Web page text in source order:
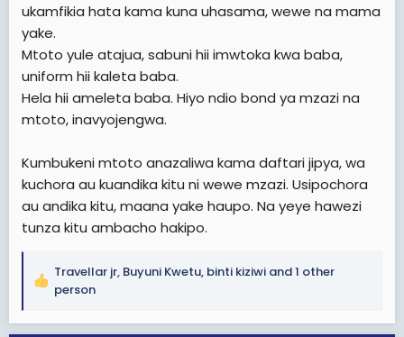
ukamfikia hata kama kuna uhasama, wewe na mama
yake.
Mtoto yule atajua, sabuni hii imwtoka kwa baba,
uniform hii kaleta baba.
Hela hii ameleta baba. Hiyo ndio bond ya mzazi na
mtoto, inavyojengwa.
Kumbukeni mtoto anazaliwa kama daftari jipya, wa
kuchora au kuandika kitu ni wewe mzazi. Usipochora
au andika kitu, maana yake haupo. Na yeye hawezi
tunza kitu ambacho hakipo.
R
a
Travellar jr, Buyuni Kwetu, binti kiziwi and 1 other
person